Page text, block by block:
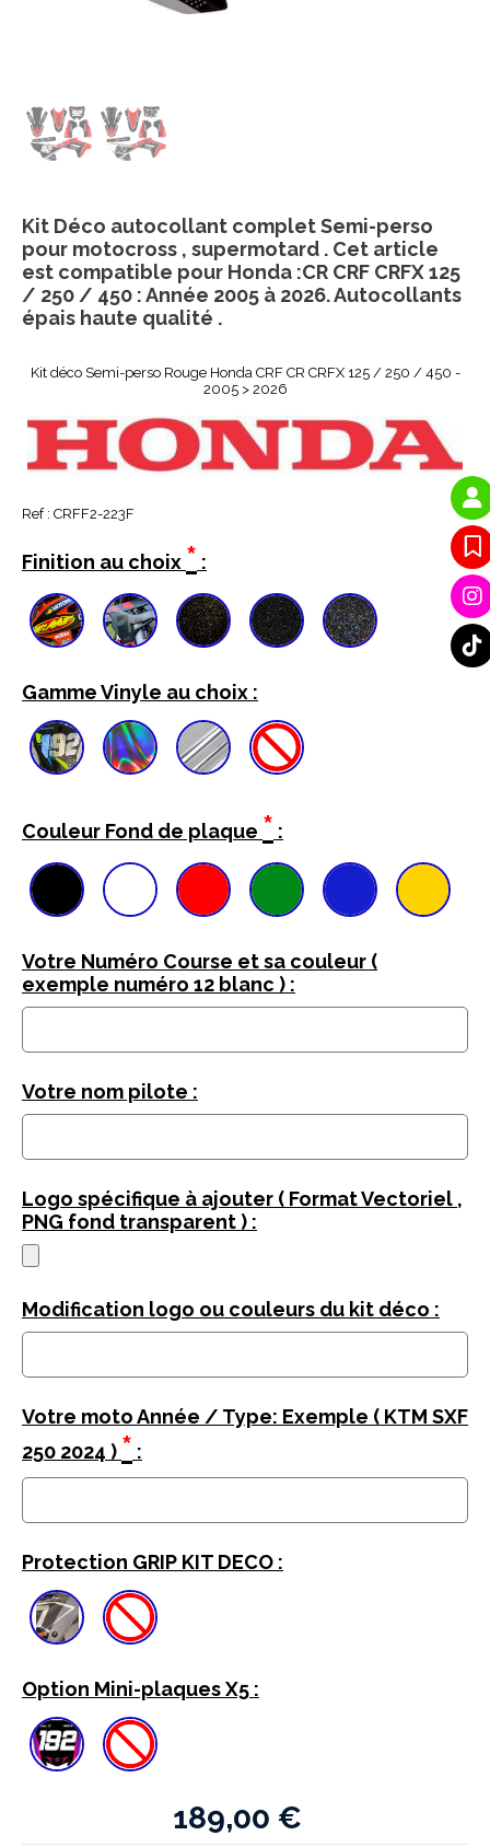
Kit déco Semi-perso Rouge Honda CRF CR CRFX 125 / 250 / 450 -
2005 > 2026
Ref : CRFF2-223F
Finition au choix * :
Gamme Vinyle au choix :
Couleur Fond de plaque * :
Votre Numéro Course et sa couleur (
exemple numéro 12 blanc ) :
Votre nom pilote :
Logo spécifique à ajouter ( Format Vectoriel ,
PNG fond transparent ) :
Modification logo ou couleurs du kit déco :
Votre moto Année / Type: Exemple ( KTM SXF
250 2024 ) * :
Protection GRIP KIT DECO :
Option Mini-plaques X5 :
189,00 €
Kit Déco autocollant complet Semi-perso
pour motocross , supermotard . Cet article
est compatible pour Honda :CR CRF CRFX 125
/ 250 / 450 : Année 2005 à 2026. Autocollants
épais haute qualité .